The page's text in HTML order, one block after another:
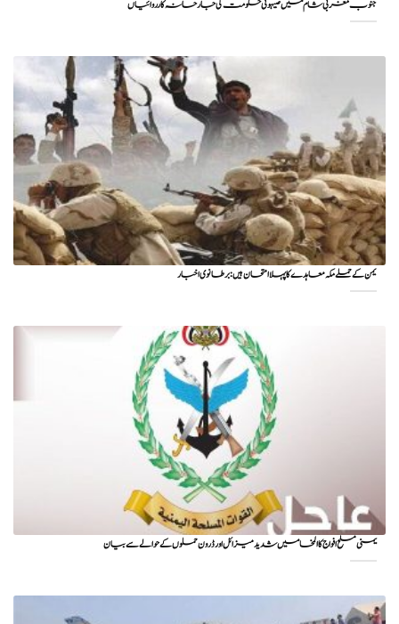
جنوب مغربی شام میں صیہونی حکومت کی جارحانہ کارروائیاں
یمن کے حملے مکہ معاہدے کا پہلا امتحان ہیں: برطانوی اخبار
یمنی مسلح افواج کا المخا میں شدید میزائل اور ڈرون حملوں کے حوالے سے بیان